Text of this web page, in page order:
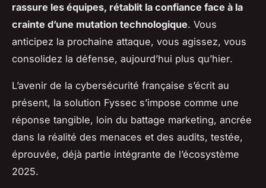
rassure les équipes, rétablit la confiance face à la
crainte d’une mutation technologique. Vous
anticipez la prochaine attaque, vous agissez, vous
consolidez la défense, aujourd’hui plus qu’hier.
L’avenir de la cybersécurité française s’écrit au
présent, la solution Fyssec s’impose comme une
réponse tangible, loin du battage marketing, ancrée
dans la réalité des menaces et des audits, testée,
éprouvée, déjà partie intégrante de l’écosystème
2025.